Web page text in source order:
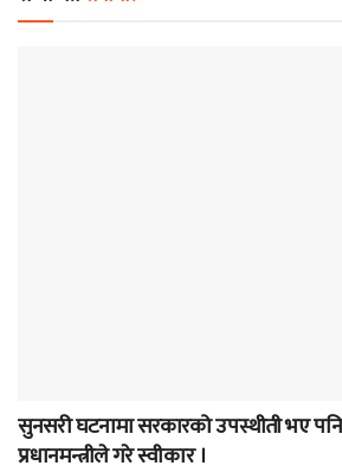
सुनसरी घटनामा सरकारको उपस्थीती भए
प्रधानमन्त्रीले गरे स्वीकार ।